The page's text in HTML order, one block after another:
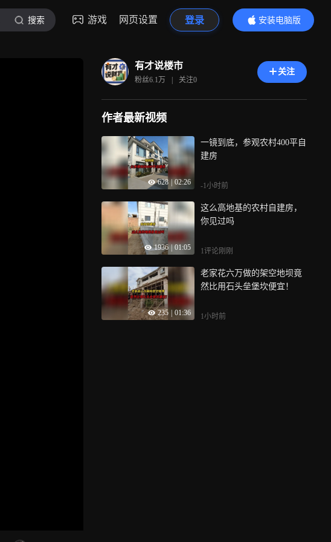
搜索 游戏 网页设置 登录
安装电脑版
内容更精彩
有才说楼市
粉丝6.1万 | 关注0
关注
作者最新视频
628 02:26
一镜到底，参观农村400平自
建房
-1小时前
1936 01:05
这么高地基的农村自建房，
你见过吗
1评论刚刚
235 01:36
老家花六万做的架空地坝竟
然比用石头垒堡坎便宜！
1小时前